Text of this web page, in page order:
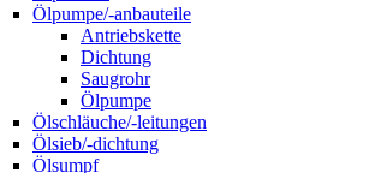
Ölpumpe/-anbauteile
Antriebskette
Dichtung
Saugrohr
Ölpumpe
Ölschläuche/-leitungen
Ölsieb/-dichtung
Ölsumpf